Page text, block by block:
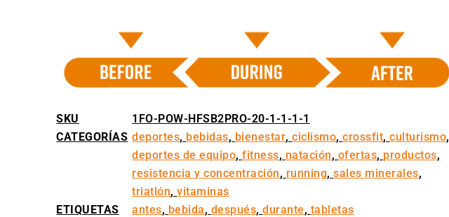
SKU
1FO-POW-HFSB2PRO-20-1-1-1-1
CATEGORÍAS deportes, bebidas, bienestar,ciclismo,crossfit,culturismo,
deportes de equipo,fitness, natación, ofertas, productos,
resistencia y concentración, running,sales minerales,
triatlón,vitaminas
ETIQUETAS
antes, bebida, después,durante, tabletas